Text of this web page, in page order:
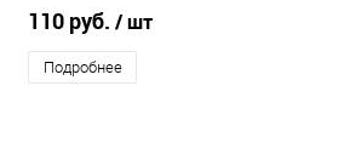
110 руб. / шт
Подробнее